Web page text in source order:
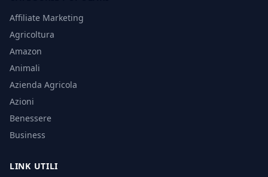
Affiliate Marketing
Agricoltura
Amazon
Animali
Azienda Agricola
Azioni
Benessere
Business
LINK UTILI